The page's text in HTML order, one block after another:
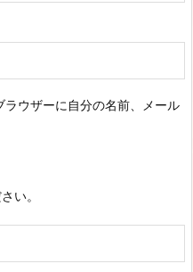
ウザーに自分の名前、メール
い。